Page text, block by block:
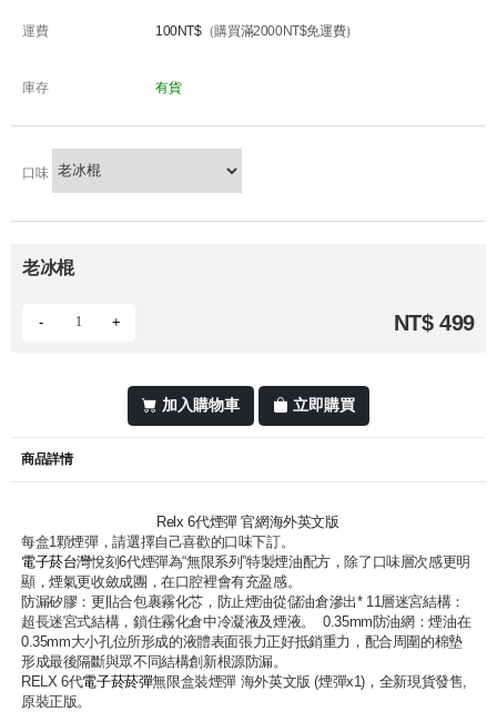
運費 100NT$（購買滿2000NT$免運費）
庫存 有貨
口味
老冰棍
- + NT$ 499
加入購物車 立即購買
商品詳情
Relx 6代煙彈 官網海外英文版
每盒1顆煙彈，請選擇自己喜歡的口味下訂。
電子菸台灣悅刻6代煙彈為“無限系列”特製煙油配方，除了口味層次感更明
顯，煙氣更收斂成團，在口腔裡會有充盈感。
防漏矽膠：更貼合包裹霧化芯，防止煙油從儲油倉滲出* 11層迷宮結構：
超長迷宮式結構，鎖住霧化倉中冷凝液及煙液。 0.35mm防油網：煙油在
0.35mm大小孔位所形成的液體表面張力正好抵銷重力，配合周圍的棉墊
形成最後隔斷與眾不同結構創新根源防漏。
RELX 6代電子菸菸彈無限盒裝煙彈 海外英文版 (煙彈x1)，全新現貨發售,
原裝正版。